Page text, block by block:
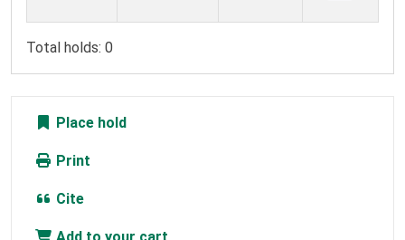
Total holds: 0
Place hold
Print
Cite